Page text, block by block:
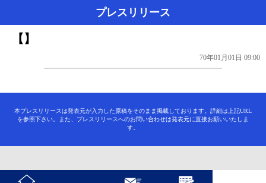
プレスリリース
【】
70年01月01日 09:00
本プレスリリースは発表元が入力した原稿をそのまま掲載しております。詳細は上記URL
を参照下さい。また、プレスリリースへのお問い合わせは発表元に直接お願いいたしま
す。